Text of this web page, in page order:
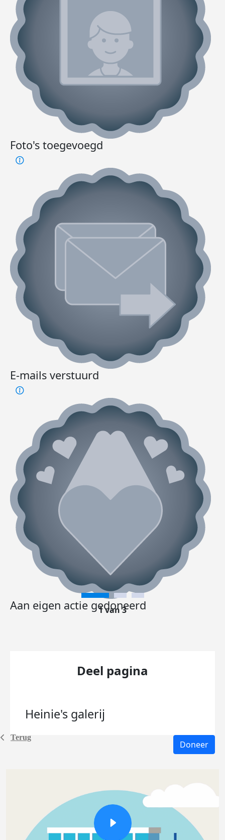
Terug
Foto's toegevoegd
E-mails verstuurd
Aan eigen actie gedoneerd
1 van 3
Deel pagina
Heinie's galerij
Doneer